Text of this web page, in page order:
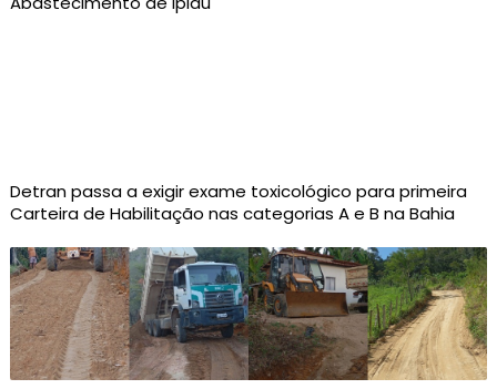
Detran passa a exigir exame toxicológico para primeira
Carteira de Habilitação nas categorias A e B na Bahia